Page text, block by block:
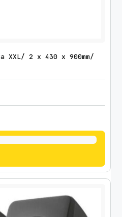
2 x 430 x 900mm/